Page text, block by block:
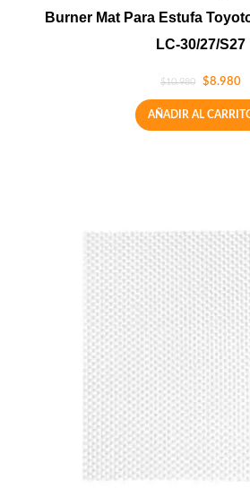
Burner Mat Para Estufa
LC-30/27/S27
$10.980 $8.980
AÑADIR AL